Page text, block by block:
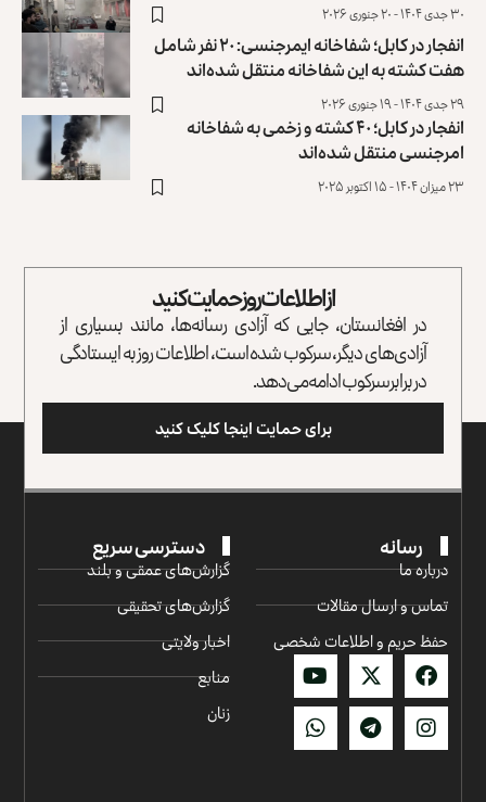
۳۰ جدی ۱۴۰۴ - ۲۰ جنوری ۲۰۲۶
انفجار در کابل؛ شفاخانه ایمرجنسی: ۲۰ نفر شامل
هفت کشته به این شفاخانه منتقل شده‌اند
۲۹ جدی ۱۴۰۴ - ۱۹ جنوری ۲۰۲۶
انفجار در کابل؛ ۴۰ کشته و زخمی به شفاخانه
امرجنسی منتقل شده‌اند
۲۳ میزان ۱۴۰۴ - ۱۵ اکتوبر ۲۰۲۵
از اطلاعات روز حمایت کنید
در افغانستان، جایی که آزادی رسانه‌ها، مانند بسیاری از
آزادی‌های دیگر، سرکوب شده است، اطلاعات روز به ایستادگی
در برابر سرکوب ادامه می‌دهد.
برای حمایت اینجا کلیک کنید
رسانه
درباره ما
تماس و ارسال مقالات
حفظ حریم و اطلاعات شخصی
دسترسی سریع
گزارش‌‌های عمقی و بلند
گزارش‌های تحقیقی
اخبار ولایتی
منابع
زنان